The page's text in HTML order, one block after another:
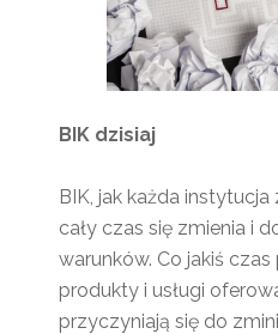
BIK dzisiaj
BIK, jak każda instytucja
cały czas się zmienia i
warunków. Co jakiś
produkty i usługi
przyczyniają się do